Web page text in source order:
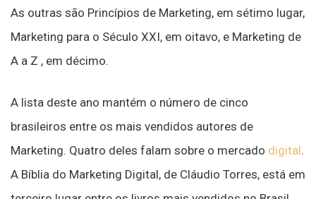
As outras são Princípios de Marketing, em sétimo lugar,
Marketing para o Século XXI, em oitavo, e Marketing de
A a Z , em décimo.
A lista deste ano mantém o número de cinco
brasileiros entre os mais vendidos autores de
Marketing. Quatro deles falam sobre o mercado digital.
A Bíblia do Marketing Digital, de Cláudio Torres, está em